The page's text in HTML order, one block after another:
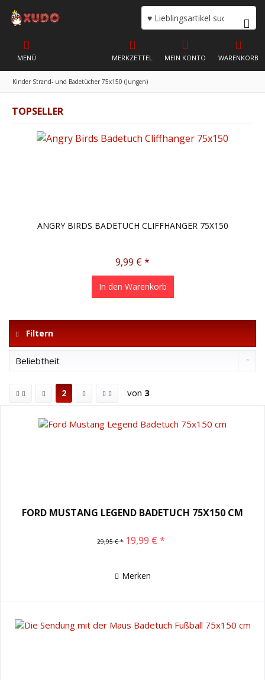
WARENKORB
MERKZETTEL MEIN KONTO
MENÜ
Kinder Strand- und Badetücher 75x150 (Jungen)
TOPSELLER
ANGRY BIRDS BADETUCH CLIFFHANGER 75X150
9,99 € *
In den Warenkorb
Filtern
2 von 3
FORD MUSTANG LEGEND BADETUCH 75X150 CM
29,95 € * 19,99 € *
Merken